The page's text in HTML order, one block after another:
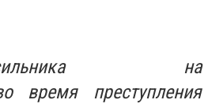
насильника на
время преступления